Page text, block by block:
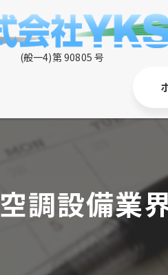
空調設備業